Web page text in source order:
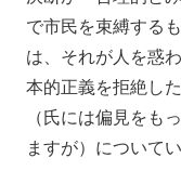
で市民を束縛する
は、それが人を惑
本的正義を拒絶し
（氏には偏見をも
ますが）について